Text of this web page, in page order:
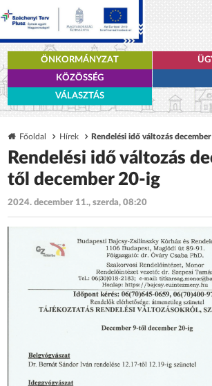
ÖNKORMÁNYZAT
KÖZÖSSÉG
VÁLASZTÁS
Főoldal Hírek Rendelési idő változás
Rendelési idő változás
től december 20-ig
2024. december 11., szerda, 08:20